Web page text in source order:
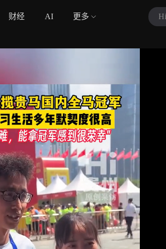
财经 AI 更多